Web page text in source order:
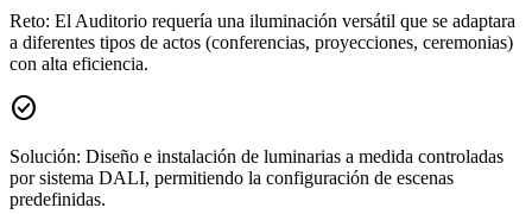
Reto: El Auditorio requería una iluminación versátil que se adaptara
a diferentes tipos de actos (conferencias, proyecciones, ceremonias)
con alta eficiencia.
check_circle
Solución: Diseño e instalación de luminarias a medida controladas
por sistema DALI, permitiendo la configuración de escenas
predefinidas.